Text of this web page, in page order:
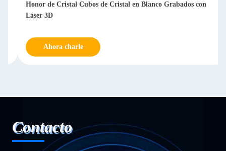
Honor de Cristal Cubos de Cristal en Blanco Grabados con
Láser 3D
Ahora charle
Contacto